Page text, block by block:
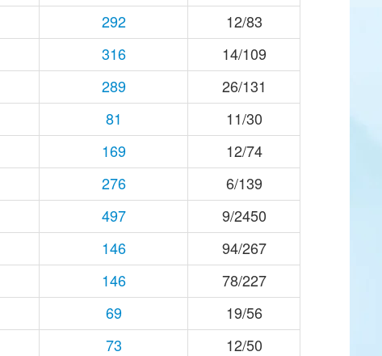
292
12/83
316
14/109
289
26/131
81
11/30
169
12/74
276
6/139
497
9/2450
146
94/267
146
78/227
69
19/56
73
12/50